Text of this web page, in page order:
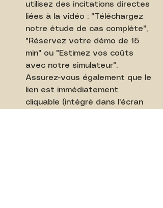
utilisez des incitations directes
liées à la vidéo : "Téléchargez
notre étude de cas complète",
"Réservez votre démo de 15
min" ou "Estimez vos coûts
avec notre simulateur".
Assurez-vous également que le
lien est immédiatement
cliquable (intégré dans l'écran